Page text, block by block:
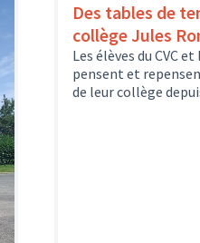
Des tables de
collège Jules
Les élèves du CVC
pensent et
de leur collège